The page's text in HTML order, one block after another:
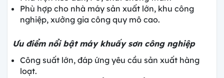
Phù hợp cho nhà máy sản xuất lớn, khu công
nghiệp, xưởng gia công quy mô cao.
Ưu điểm nổi bật máy khuấy sơn công nghiệp
Công suất lớn, đáp ứng yêu cầu sản xuất hàng
loạt.